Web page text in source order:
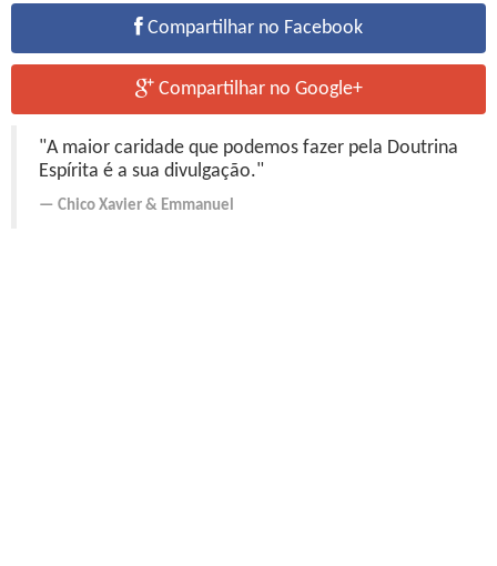
Compartilhar no Facebook
Compartilhar no Google+
"A maior caridade que podemos fazer pela Doutrina
Espírita é a sua divulgação."
Chico Xavier & Emmanuel